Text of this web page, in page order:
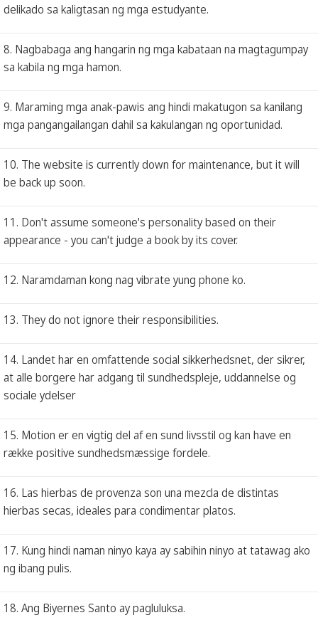
delikado sa kaligtasan ng mga estudyante.
8. Nagbabaga ang hangarin ng mga kabataan na magtagumpay
sa kabila ng mga hamon.
9. Maraming mga anak-pawis ang hindi makatugon sa kanilang
mga pangangailangan dahil sa kakulangan ng oportunidad.
10. The website is currently down for maintenance, but it will
be back up soon.
11. Don't assume someone's personality based on their
appearance - you can't judge a book by its cover.
12. Naramdaman kong nag vibrate yung phone ko.
13. They do not ignore their responsibilities.
14. Landet har en omfattende social sikkerhedsnet, der sikrer,
at alle borgere har adgang til sundhedspleje, uddannelse og
sociale ydelser
15. Motion er en vigtig del af en sund livsstil og kan have en
række positive sundhedsmæssige fordele.
16. Las hierbas de provenza son una mezcla de distintas
hierbas secas, ideales para condimentar platos.
17. Kung hindi naman ninyo kaya ay sabihin ninyo at tatawag ako
ng ibang pulis.
18. Ang Biyernes Santo ay pagluluksa.